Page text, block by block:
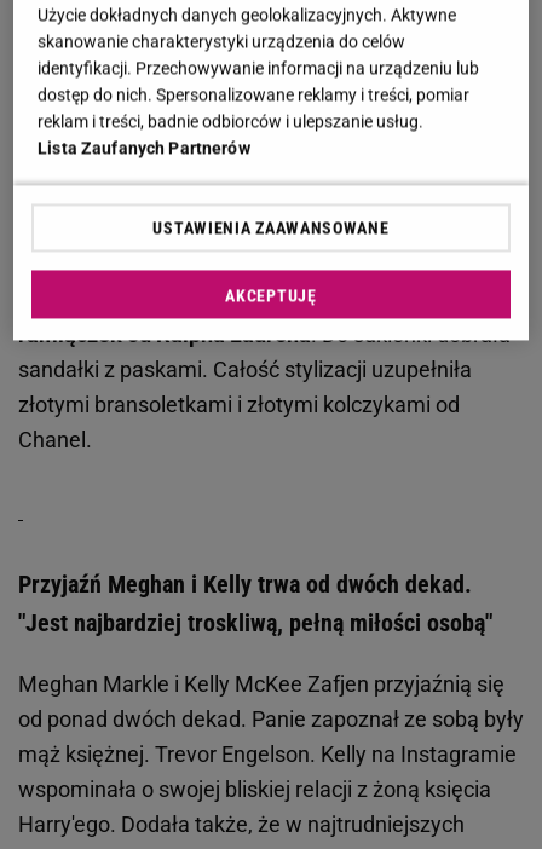
Laurena, kolczyki od Chanel
Meghan Markle tym razem zdecydowała się na
wielkie wyjście bez księcia Harry'ego. Podczas
eventu wspierała swoją wieloletnią przyjaciółkę,
Kelly mogła liczyć na obecność księżnej po śmierci
jej syna.Tym razem na czerwonym dywanie
księżna Sussex pojawiła się granatowej suknii bez
ramiączek od Ralpha Laurena. Do sukienki dobrała
sandałki z paskami. Całość stylizacji uzupełniła
złotymi bransoletkami i złotymi kolczykami od
Chanel.
Przyjaźń Meghan i Kelly trwa od dwóch dekad.
"Jest najbardziej troskliwą, pełną miłości osobą"
Meghan Markle i Kelly McKee Zafjen przyjaźnią się
od ponad dwóch dekad. Panie zapoznał ze sobą były
mąż księżnej. Trevor Engelson. Kelly na Instagramie
wspominała o swojej bliskiej relacji z żoną księcia
Harry'ego. Dodała także, że w najtrudniejszych
Użycie dokładnych danych geolokalizacyjnych. Aktywne
skanowanie charakterystyki urządzenia do celów
identyfikacji. Przechowywanie informacji na urządzeniu lub
dostęp do nich. Spersonalizowane reklamy i treści, pomiar
reklam i treści, badnie odbiorców i ulepszanie usług.
Lista Zaufanych Partnerów
USTAWIENIA ZAAWANSOWANE
AKCEPTUJĘ